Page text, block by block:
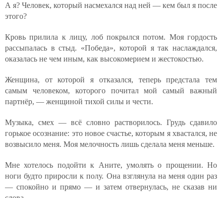
А я? Человек, который насмехался над ней — кем был я после
этого?
Кровь прилила к лицу, лоб покрылся потом. Моя гордость
рассыпалась в стыд. «Победа», которой я так наслаждался,
оказалась не чем иным, как высокомерием и жестокостью.
Женщина, от которой я отказался, теперь предстала тем
самым человеком, которого почитал мой самый важный
партнёр, — женщиной тихой силы и чести.
Музыка, смех — всё словно растворилось. Грудь сдавило
горькое осознание: это новое счастье, которым я хвастался, не
возвысило меня. Моя мелочность лишь сделала меня меньше.
Мне хотелось подойти к Аните, умолять о прощении. Но
ноги будто приросли к полу. Она взглянула на меня один раз
— спокойно и прямо — и затем отвернулась, не сказав ни